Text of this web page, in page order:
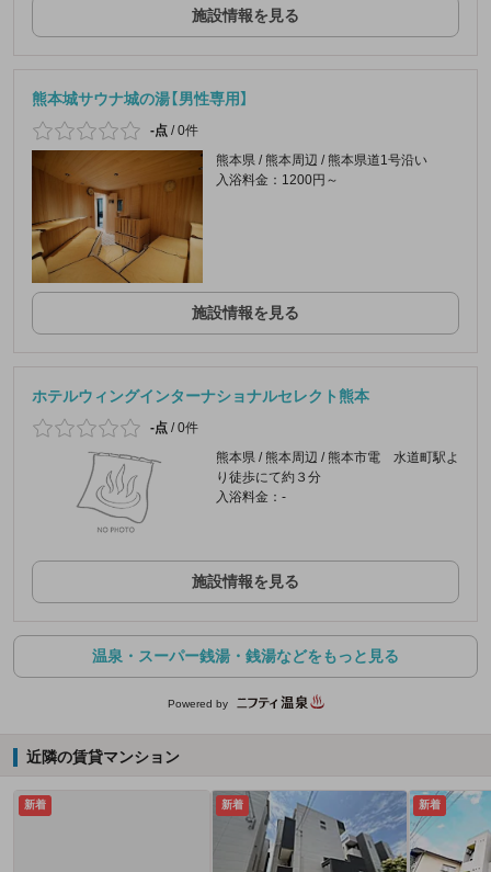
施設情報を見る
熊本城サウナ城の湯【男性専用】
-点 /0件
熊本県 / 熊本周辺 / 熊本県道1号沿い
入浴料金：1200円～
施設情報を見る
ホテルウィングインターナショナルセレクト熊本
-点 /0件
熊本県 / 熊本周辺 / 熊本市電 水道町駅よ
り徒歩にて約３分
入浴料金：-
施設情報を見る
温泉・スーパー銭湯・銭湯などをもっと見る
Powered by
近隣の賃貸マンション
新着 新着 新着